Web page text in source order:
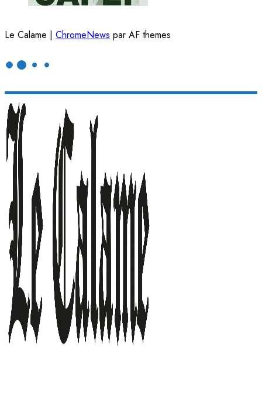
Le Calame | ChromeNews par AF themes